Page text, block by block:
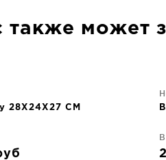
также может
28X24X27 CM